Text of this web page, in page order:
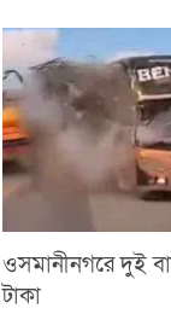
ওসমানীনগরে দুই
টাকা